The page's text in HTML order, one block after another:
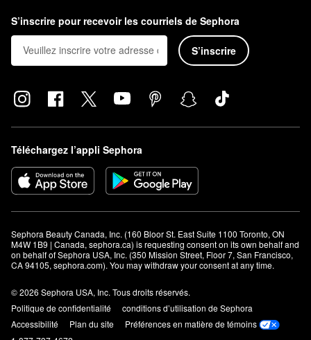
S’inscrire pour recevoir les courriels de Sephora
S’inscrire
Téléchargez l’appli Sephora
Sephora Beauty Canada, Inc. (160 Bloor St. East Suite 1100 Toronto, ON
M4W 1B9 | Canada, sephora.ca) is requesting consent on its own behalf and
on behalf of Sephora USA, Inc. (350 Mission Street, Floor 7, San Francisco,
CA 94105, sephora.com). You may withdraw your consent at any time.
© 2026 Sephora USA, Inc. Tous droits réservés.
Politique de confidentialité
conditions d’utilisation de Sephora
Accessibilité
Plan du site
Préférences en matière de témoins